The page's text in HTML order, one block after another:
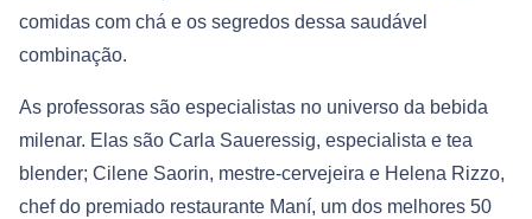
comidas com chá e os segredos dessa saudável
combinação.
As professoras são especialistas no universo da bebida
milenar. Elas são Carla Saueressig, especialista e tea
blender; Cilene Saorin, mestre-cervejeira e Helena Rizzo,
chef do premiado restaurante Maní, um dos melhores 50